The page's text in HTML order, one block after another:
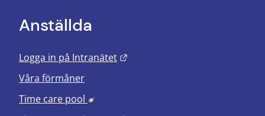
Anställda
Logga in på Intranätet
Våra förmåner
Time care pool
Länk till annan webbplats, öppnas i